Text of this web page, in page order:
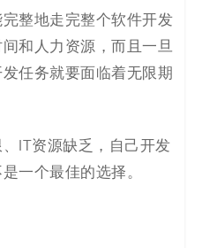
整地走完整个软件开发
和人力资源，而且一旦
任务就要面临着无限期
IT资源缺乏，自己开发
一个最佳的选择。